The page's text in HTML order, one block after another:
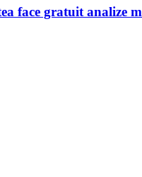
face gratuit analize